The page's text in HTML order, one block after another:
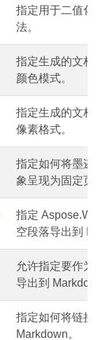
指定用于二值化
法。
指定生成的文档
颜色模式。
指定生成的文档
像素格式。
指定如何将墨迹
象呈现为固定页
指定
空段落导出到
允许指定要作
导出到
指定如何将链接
Markdown。